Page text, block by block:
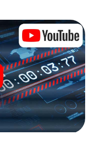
Room in Llíria sind
aus dem Sie sich
befreien müssen.
ganz Llíria zu Ihrem
Voraussetzung für
mit Zugang
Sie Zugang zu
zu installieren, um
Minigames und
Geschehen ziehen zu